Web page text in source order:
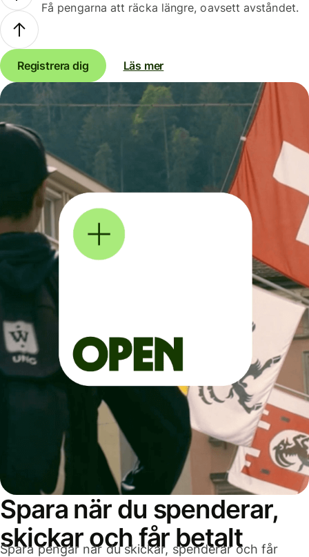
Få pengarna att räcka längre, oavsett avståndet.
Registrera dig Läs mer
Spara när du spenderar,
skickar och får betalt
Spara pengar när du skickar, spenderar och får